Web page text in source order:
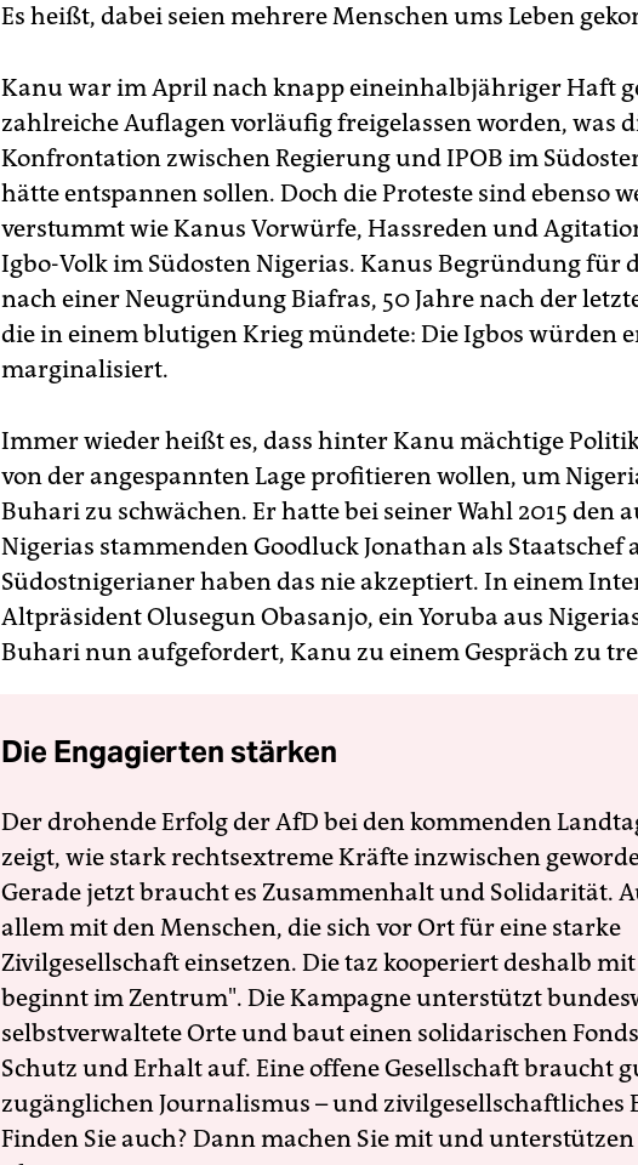
Es heißt, dabei seien mehrere Menschen ums Leben
Kanu war im April nach knapp eineinhalbjähriger Haft
zahlreiche Auflagen vorläufig freigelassen worden, was
Konfrontation zwischen Regierung und IPOB im
hätte entspannen sollen. Doch die Proteste sind ebenso
verstummt wie Kanus Vorwürfe, Hassreden und
Igbo-Volk im Südosten Nigerias. Kanus Begründung für
nach einer Neugründung Biafras, 50 Jahre nach der
die in einem blutigen Krieg mündete: Die Igbos würden
marginalisiert.
Immer wieder heißt es, dass hinter Kanu mächtige
von der angespannten Lage profitieren wollen, um
Buhari zu schwächen. Er hatte bei seiner Wahl 2015 den
Nigerias stammenden Goodluck Jonathan als Staatschef
Südostnigerianer haben das nie akzeptiert. In einem
Altpräsident Olusegun Obasanjo, ein Yoruba aus
Buhari nun aufgefordert, Kanu zu einem Gespräch zu
Die Engagierten stärken
Der drohende Erfolg der AfD bei den kommenden
zeigt, wie stark rechtsextreme Kräfte inzwischen
Gerade jetzt braucht es Zusammenhalt und Solidarität.
allem mit den Menschen, die sich vor Ort für eine starke
Zivilgesellschaft einsetzen. Die taz kooperiert deshalb
beginnt im Zentrum". Die Kampagne unterstützt
selbstverwaltete Orte und baut einen solidarischen
Schutz und Erhalt auf. Eine offene Gesellschaft braucht
zugänglichen Journalismus – und zivilgesellschaftliches
Finden Sie auch? Dann machen Sie mit und unterstützen